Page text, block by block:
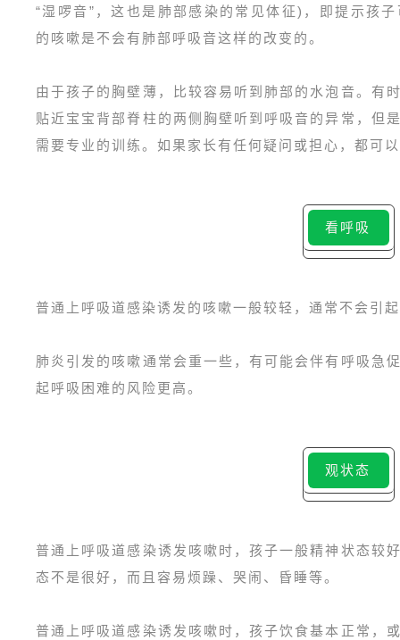
“湿啰音”，这也是肺部感染的常见体征)，即提示孩
的咳嗽是不会有肺部呼吸音这样的改变的。
由于孩子的胸壁薄，比较容易听到肺部的水泡音。有
贴近宝宝背部脊柱的两侧胸壁听到呼吸音的异常，但
需要专业的训练。如果家长有任何疑问或担心，都可
看呼吸
普通上呼吸道感染诱发的咳嗽一般较轻，通常不会引
肺炎引发的咳嗽通常会重一些，有可能会伴有呼吸急
起呼吸困难的风险更高。
观状态
普通上呼吸道感染诱发咳嗽时，孩子一般精神状态较
态不是很好，而且容易烦躁、哭闹、昏睡等。
普通上呼吸道感染诱发咳嗽时，孩子饮食基本正常，